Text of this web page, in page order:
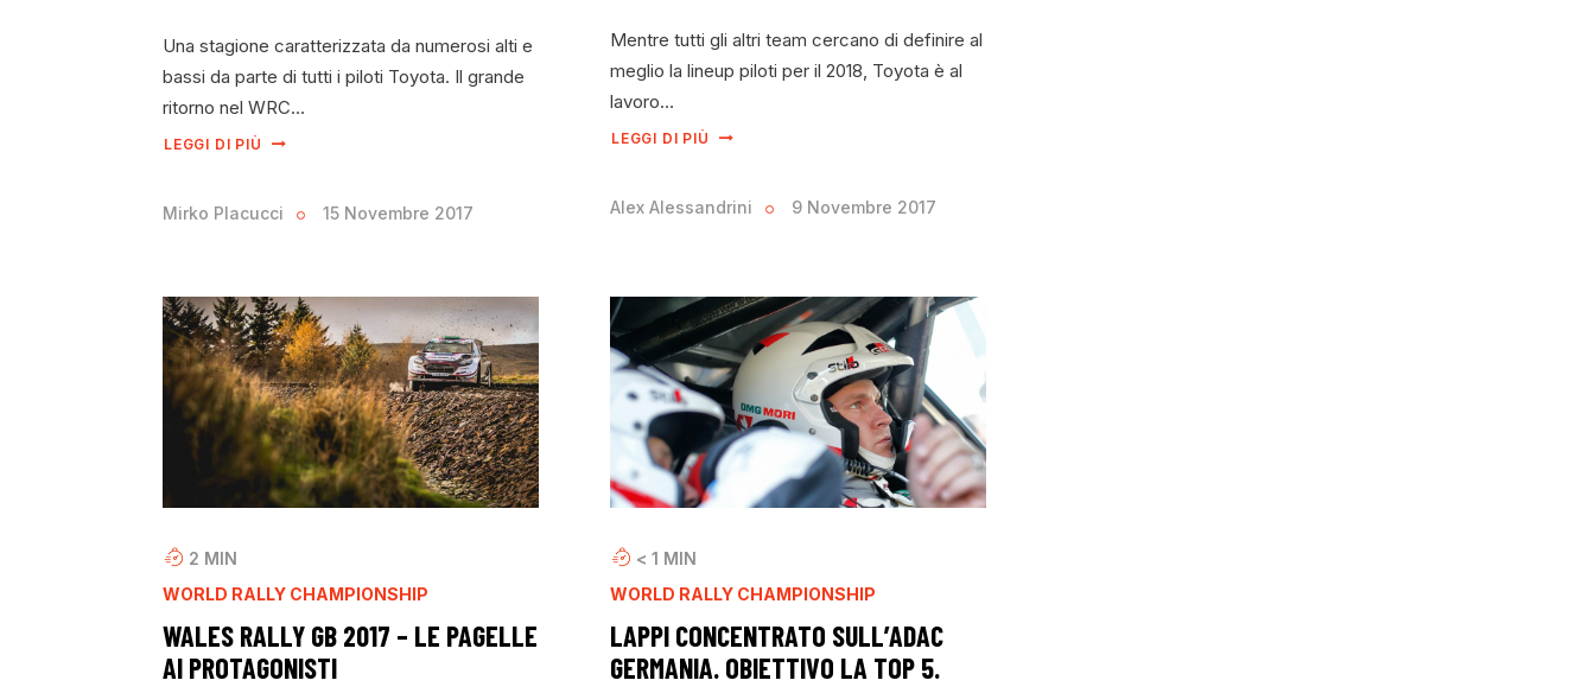
Una stagione caratterizzata da numerosi alti e
bassi da parte di tutti i piloti Toyota. Il grande
ritorno nel WRC…
LEGGI DI PIÙ
Mirko Placucci 15 Novembre 2017
Mentre tutti gli altri team cercano di definire al
meglio la lineup piloti per il 2018, Toyota è al
lavoro…
LEGGI DI PIÙ
Alex Alessandrini 9 Novembre 2017
2 MIN
WORLD RALLY CHAMPIONSHIP
WALES RALLY GB 2017 – LE PAGELLE
AI PROTAGONISTI
< 1 MIN
WORLD RALLY CHAMPIONSHIP
LAPPI CONCENTRATO SULL’ADAC
GERMANIA. OBIETTIVO LA TOP 5.